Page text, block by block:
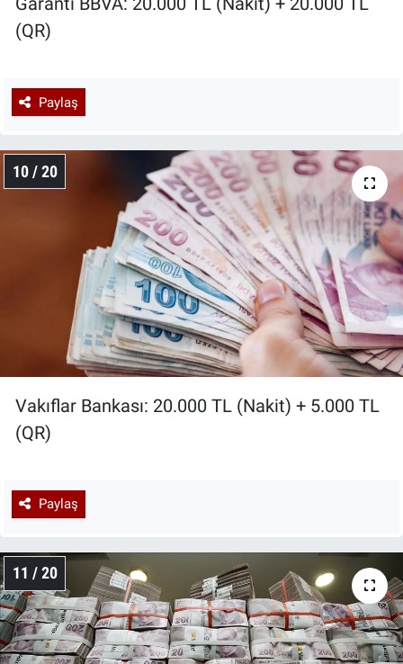
(QR)
Paylaş
10 / 20
Vakıflar Bankası: 20.000 TL (Nakit) + 5.000 TL
(QR)
Paylaş
11 / 20